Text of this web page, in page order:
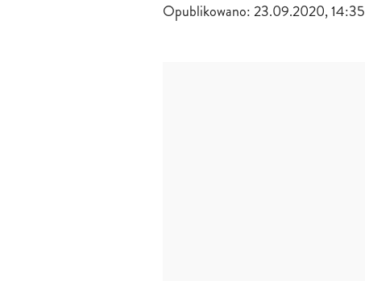
Opublikowano:23.09.2020, 14:35